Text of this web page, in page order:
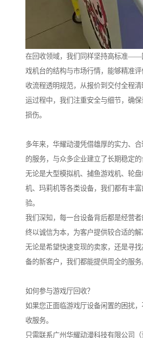
在回收领域，我们同样坚持高标准——
戏机台的结构与市场行情，能够精准评
收流程透明规范，从报价到交付全程
运过程中，我们注重安全与细节，确
损伤。
多年来，华耀动漫凭借雄厚的实力、
的服务，与众多企业建立了长期稳定的
无论是大型模拟机、捕鱼游戏机、轮
机、玛莉机等各类设备，我们都有丰
验。
我们深知，每一台设备背后都是经营
终以诚信为本，为客户提供较合适的解
无论是希望快速变现的卖家，还是寻
备的新客户，我们都能提供周全的服务
如何参与游戏厅回收？
如果您正面临游戏厅设备闲置的困扰，
收服务。
只需联系广州华耀动漫科技有限公司